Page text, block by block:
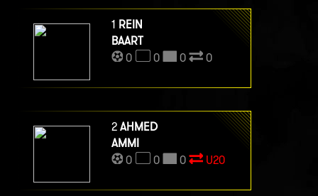
1 REIN
BAART
0
0 0 0
2 AHMED
AMMI
0
0 0 U20